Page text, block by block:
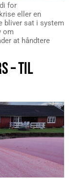
for
eller en
bliver sat i system
om
at håndtere
– TIL